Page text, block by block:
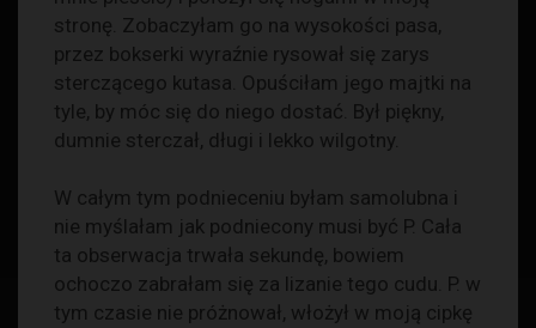
stronę. Zobaczyłam go na wysokości pasa,
przez bokserki wyraźnie rysował się zarys
sterczącego kutasa. Opuściłam jego majtki na
tyle, by móc się do niego dostać. Był piękny,
dumnie sterczał, długi i lekko wilgotny.
W całym tym podnieceniu byłam samolubna i
nie myślałam jak podniecony musi być P. Cała
ta obserwacja trwała sekundę, bowiem
ochoczo zabrałam się za lizanie tego cudu. P. w
tym czasie nie próżnował, włożył w moją cipkę